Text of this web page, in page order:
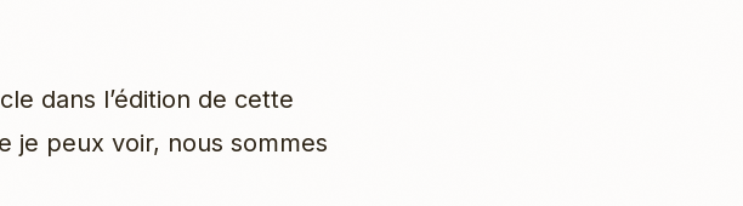
dans l’édition de cette
je peux voir, nous sommes